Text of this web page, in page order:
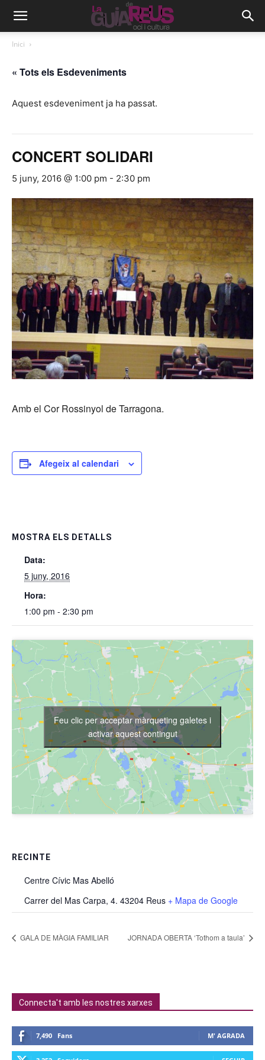
Inici
« Tots els Esdeveniments
Aquest esdeveniment ja ha passat.
CONCERT SOLIDARI
5 juny, 2016 @ 1:00 pm - 2:30 pm
Amb el Cor Rossinyol de Tarragona.
Afegeix al calendari
MOSTRA ELS DETALLS
Data:
5 juny, 2016
Hora:
1:00 pm - 2:30 pm
RECINTE
Centre Cívic Mas Abelló
Carrer del Mas Carpa, 4. 43204 Reus + Mapa de Google
Feu clic per acceptar màrqueting galetes i
activar aquest contingut
GALA DE MÀGIA FAMILIAR JORNADA OBERTA ‘Tothom a taula’
Connecta't amb les nostres xarxes
7,490 Fans M' AGRADA